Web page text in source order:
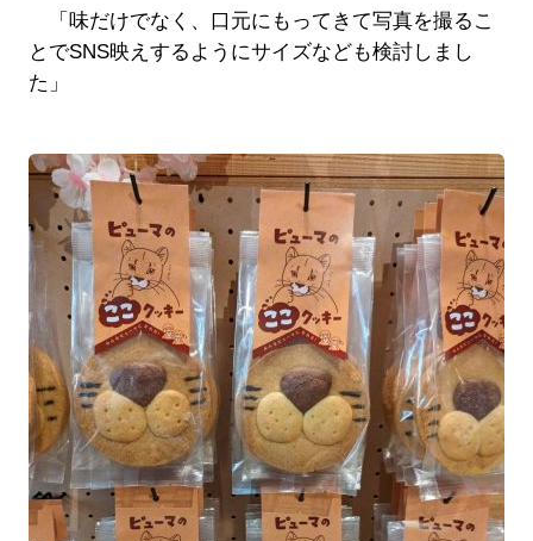
「味だけでなく、口元にもってきて写真を撮るこ
とでSNS映えするようにサイズなども検討しまし
た」